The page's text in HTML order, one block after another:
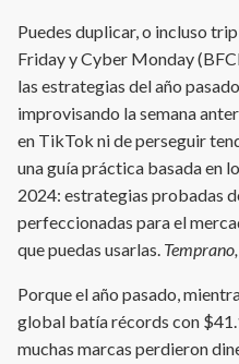
Puedes duplicar, o incluso
Friday y Cyber Monday
las estrategias del año
improvisando la semana
en TikTok ni de perseguir
una guía práctica basada en
2024: estrategias probadas
perfeccionadas para el
que puedas usarlas.
Porque el año pasado,
global batía récords con
muchas marcas perdieron